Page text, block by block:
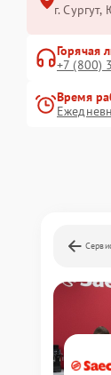
г.
Горячая
+7 (800)
Время